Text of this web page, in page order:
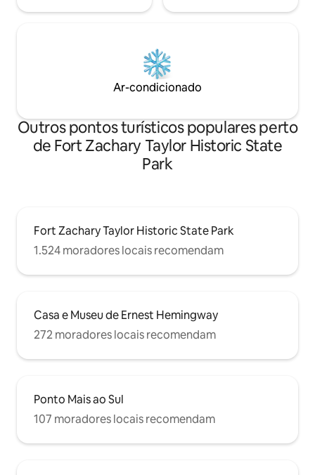
Ar-condicionado
Outros pontos turísticos populares perto
de Fort Zachary Taylor Historic State
Park
Fort Zachary Taylor Historic State Park
1.524 moradores locais recomendam
Casa e Museu de Ernest Hemingway
272 moradores locais recomendam
Ponto Mais ao Sul
107 moradores locais recomendam